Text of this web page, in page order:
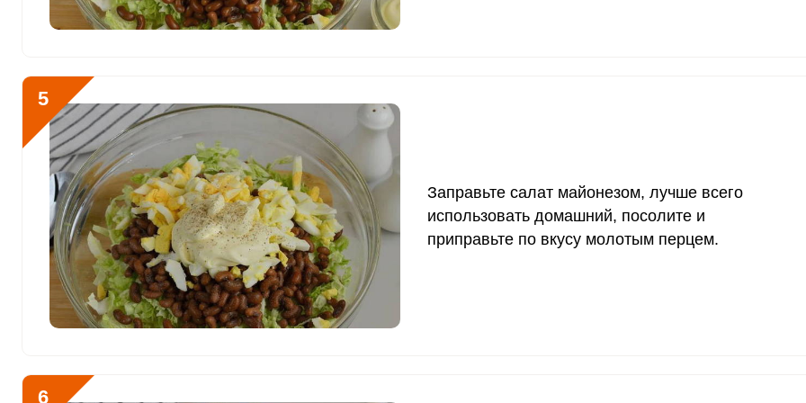
Ванадий 209 мкг
5
Заправьте салат майонезом, лучше всего
использовать домашний, посолите и
приправьте по вкусу молотым перцем.
6